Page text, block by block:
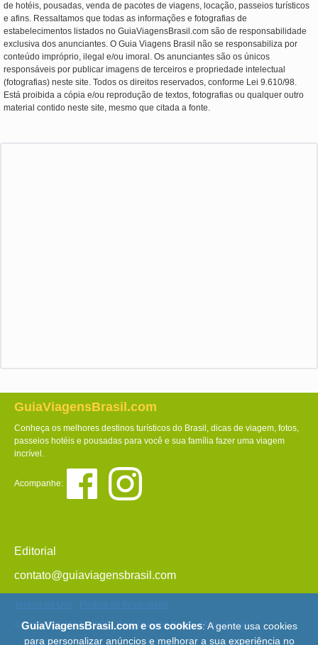
de hotéis, pousadas, venda de pacotes de viagens, locação, passeios turísticos
e afins. Ressaltamos que todas as informações e fotografias de
estabelecimentos listados no GuiaViagensBrasil.com são de responsabilidade
exclusiva dos anunciantes. O Guia Viagens Brasil não se responsabiliza por
conteúdo impróprio, ilegal e/ou imoral. Os anunciantes são os únicos
responsáveis por publicar imagens de terceiros e propriedade intelectual
(fotografias) neste site. Todos os direitos reservados, conforme Lei 9.610/98.
Está proibida a cópia e/ou reprodução de textos, fotografias ou qualquer outro
material contido neste site, mesmo que citada a fonte.
GuiaViagensBrasil.com
Conheça os melhores destinos turísticos do Brasil, dicas de viagem, fotos,
passeios hotéis e pousadas para você e sua família fazer uma viagem
incrível.
Acompanhe:
Editorial
contato@guiaviagensbrasil.com
Termos de Uso
Política de Privacidade
© Copyright 2013 - 2026 - Guia Viagens Brasil -Mapa do Site
GuiaViagensBrasil.com e os cookies: A gente usa cookies
para personalizar anúncios e melhorar a sua experiência no